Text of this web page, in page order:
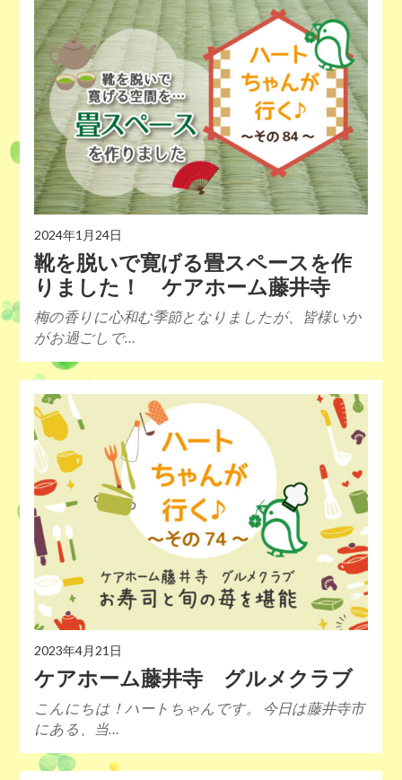
2024年1月24日
靴を脱いで寛げる畳スペースを作
りました！ ケアホーム藤井寺
梅の香りに心和む季節となりましたが、皆様いか
がお過ごしで…
2023年4月21日
ケアホーム藤井寺 グルメクラブ
こんにちは！ハートちゃんです。 今日は藤井寺市
にある、当…